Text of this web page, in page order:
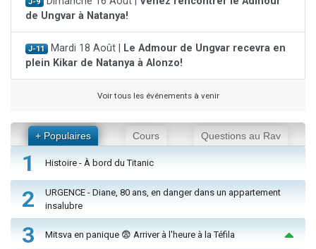
de Ungvar à Natanya!
J-11 Mardi 18 Août |
Le Admour de Ungvar recevra en
plein Kikar de Natanya à Alonzo!
Voir tous les événements à venir
+ Populaires Cours Questions au Rav
1 Histoire - À bord du Titanic
2
URGENCE - Diane, 80 ans, en danger dans un appartement
insalubre
3 Mitsva en panique 😨 Arriver à l'heure à la Téfila